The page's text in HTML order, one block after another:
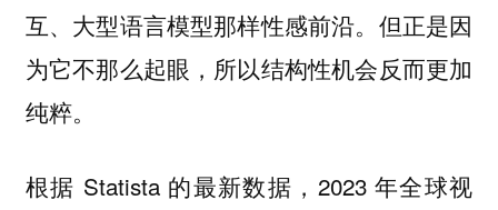
互、大型语言模型那样性感前沿。但正是因
为它不那么起眼，所以结构性机会反而更加
纯粹。
根据 Statista 的最新数据，2023 年全球视